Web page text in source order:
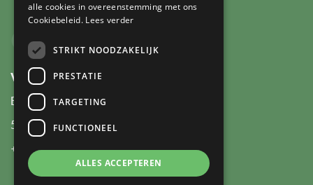
CONTACT
Verstappen Advanced Packaging
Broekveldweg 2
5961 NP Horst
+31 (0)77 398 47 76
alle cookies in overeenstemming met ons
Cookiebeleid. Lees verder
STRIKT NOODZAKELIJK
PRESTATIE
TARGETING
FUNCTIONEEL
ALLES ACCEPTEREN